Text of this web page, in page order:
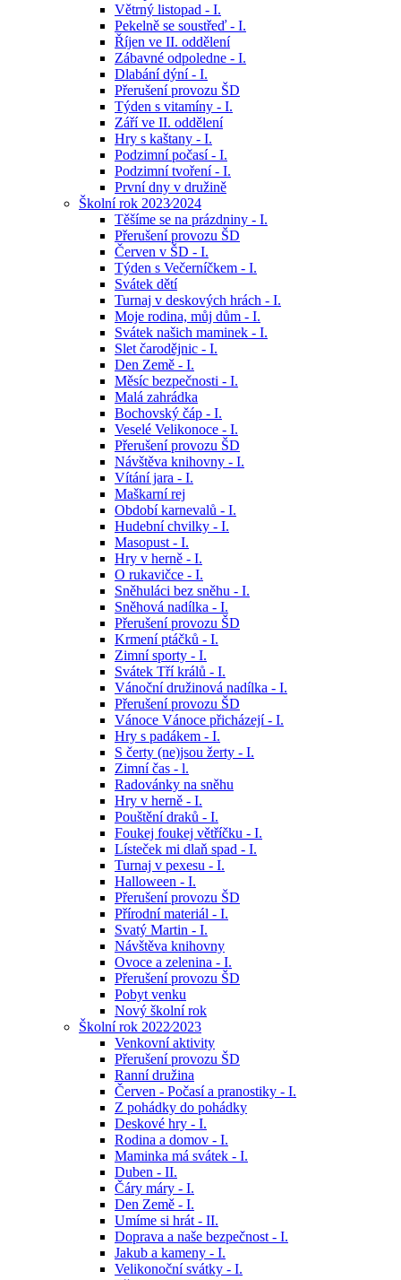
Větrný listopad - I.
Pekelně se soustřeď - I.
Říjen ve II. oddělení
Zábavné odpoledne - I.
Dlabání dýní - I.
Přerušení provozu ŠD
Týden s vitamíny - I.
Září ve II. oddělení
Hry s kaštany - I.
Podzimní počasí - I.
Podzimní tvoření - I.
První dny v družině
Školní rok 2023⁄2024
Těšíme se na prázdniny - I.
Přerušení provozu ŠD
Červen v ŠD - I.
Týden s Večerníčkem - I.
Svátek dětí
Turnaj v deskových hrách - I.
Moje rodina, můj dům - I.
Svátek našich maminek - I.
Slet čarodějnic - I.
Den Země - I.
Měsíc bezpečnosti - I.
Malá zahrádka
Bochovský čáp - I.
Veselé Velikonoce - I.
Přerušení provozu ŠD
Návštěva knihovny - I.
Vítání jara - I.
Maškarní rej
Období karnevalů - I.
Hudební chvilky - I.
Masopust - I.
Hry v herně - I.
O rukavičce - I.
Sněhuláci bez sněhu - I.
Sněhová nadílka - I.
Přerušení provozu ŠD
Krmení ptáčků - I.
Zimní sporty - I.
Svátek Tří králů - I.
Vánoční družinová nadílka - I.
Přerušení provozu ŠD
Vánoce Vánoce přicházejí - I.
Hry s padákem - I.
S čerty (ne)jsou žerty - I.
Zimní čas - l.
Radovánky na sněhu
Hry v herně - I.
Pouštění draků - I.
Foukej foukej větříčku - I.
Lísteček mi dlaň spad - I.
Turnaj v pexesu - I.
Halloween - I.
Přerušení provozu ŠD
Přírodní materiál - I.
Svatý Martin - I.
Návštěva knihovny
Ovoce a zelenina - I.
Přerušení provozu ŠD
Pobyt venku
Nový školní rok
Školní rok 2022⁄2023
Venkovní aktivity
Přerušení provozu ŠD
Ranní družina
Červen - Počasí a pranostiky - I.
Z pohádky do pohádky
Deskové hry - I.
Rodina a domov - I.
Maminka má svátek - I.
Duben - II.
Čáry máry - I.
Den Země - I.
Umíme si hrát - II.
Doprava a naše bezpečnost - I.
Jakub a kameny - I.
Velikonoční svátky - I.